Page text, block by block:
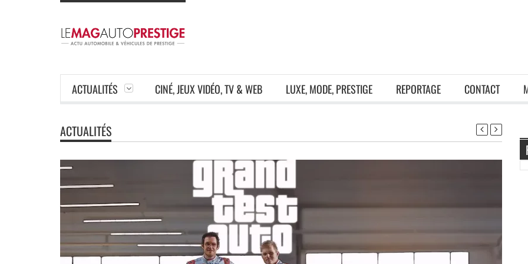
ACTUALITÉS CINÉ, JEUX VIDÉO, TV & WEB LUXE, MODE, PRESTIGE REPORTAGE CONTACT
ACTUALITÉS